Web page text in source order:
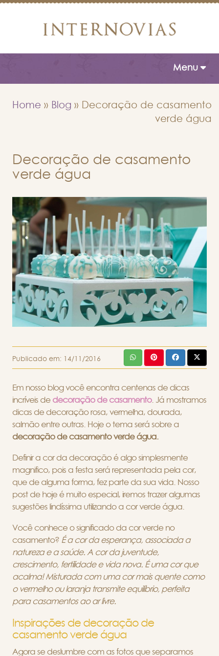
Toggle
Menu
Home » Blog »
Decoração de casamento
verde água
Decoração de casamento
verde água
Publicado em: 14/11/2016
Em nosso blog você encontra centenas de dicas
incríveis de decoração de casamento. Já mostramos
dicas de decoração rosa, vermelha, dourada,
salmão entre outras. Hoje o tema será sobre a
decoração de casamento verde água.
Definir a cor da decoração é algo simplesmente
magnifico, pois a festa será representada pela cor,
que de alguma forma, fez parte da sua vida. Nosso
post de hoje é muito especial, iremos trazer algumas
sugestões lindíssima utilizando a cor verde água.
Você conhece o significado da cor verde no
casamento? É a cor da esperança, associada a
natureza e a saúde. A cor da juventude,
crescimento, fertilidade e vida nova. É uma cor que
acalma! Misturada com uma cor mais quente como
o vermelho ou laranja transmite equilíbrio, perfeita
para casamentos ao ar livre.
Inspirações de decoração de
casamento verde água
Agora se deslumbre com as fotos que separamos